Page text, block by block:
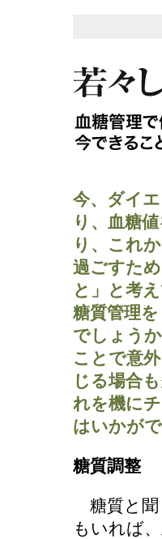
今、ダイ
り、血糖
り、これ
過ごすた
と」と考
糖質管理
でしょう
ことで意
じる場合
れを機に
はいかが
糖質調整
糖質と聞
もいれば